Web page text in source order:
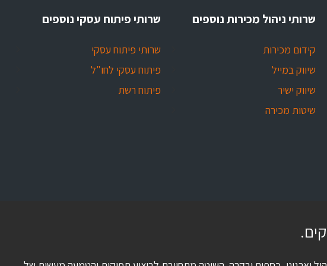
שרותי ניהול מכירות נוספים
קידום מכירות
שיווק במייל
שיווק ישיר
שיטות מכירה
שרותי פיתוח עסקי נוספים
שרותי פיתוח עסקי
פיתוח עסקי לחו"ל
פיתוח רשת